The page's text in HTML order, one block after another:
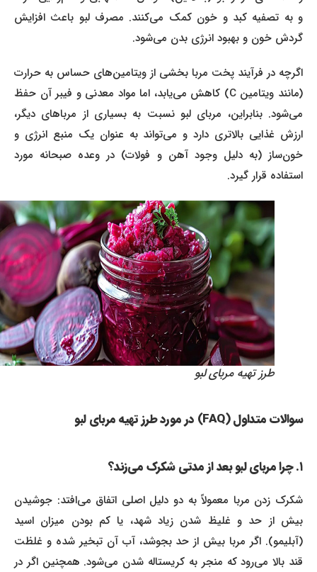
و به تصفیه کبد و خون کمک می‌کنند. مصرف لبو باعث افزایش
گردش خون و بهبود انرژی بدن می‌شود.
اگرچه در فرآیند پخت مربا بخشی از ویتامین‌های حساس به حرارت
(مانند ویتامین C) کاهش می‌یابد، اما مواد معدنی و فیبر آن حفظ
می‌شود. بنابراین، مربای لبو نسبت به بسیاری از مرباهای دیگر،
ارزش غذایی بالاتری دارد و می‌تواند به عنوان یک منبع انرژی و
خون‌ساز (به دلیل وجود آهن و فولات) در وعده صبحانه مورد
استفاده قرار گیرد.
طرز تهیه مربای لبو
سوالات متداول (FAQ) در مورد طرز تهیه مربای لبو
شکرک زدن مربا معمولاً به دو دلیل اصلی اتفاق می‌افتد: جوشیدن
بیش از حد و غلیظ شدن زیاد شهد، یا کم بودن میزان اسید
(آبلیمو). اگر مربا بیش از حد بجوشد، آب آن تبخیر شده و غلظت
قند بالا می‌رود که منجر به کریستاله شدن می‌شود. همچنین اگر در